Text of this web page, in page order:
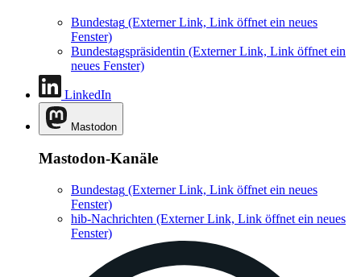
Bundestag (Externer Link, Link öffnet ein neues
Fenster)
Bundestagspräsidentin (Externer Link, Link öffnet ein
neues Fenster)
LinkedIn
Mastodon
Mastodon-Kanäle
Bundestag (Externer Link, Link öffnet ein neues
Fenster)
hib-Nachrichten (Externer Link, Link öffnet ein neues
Fenster)